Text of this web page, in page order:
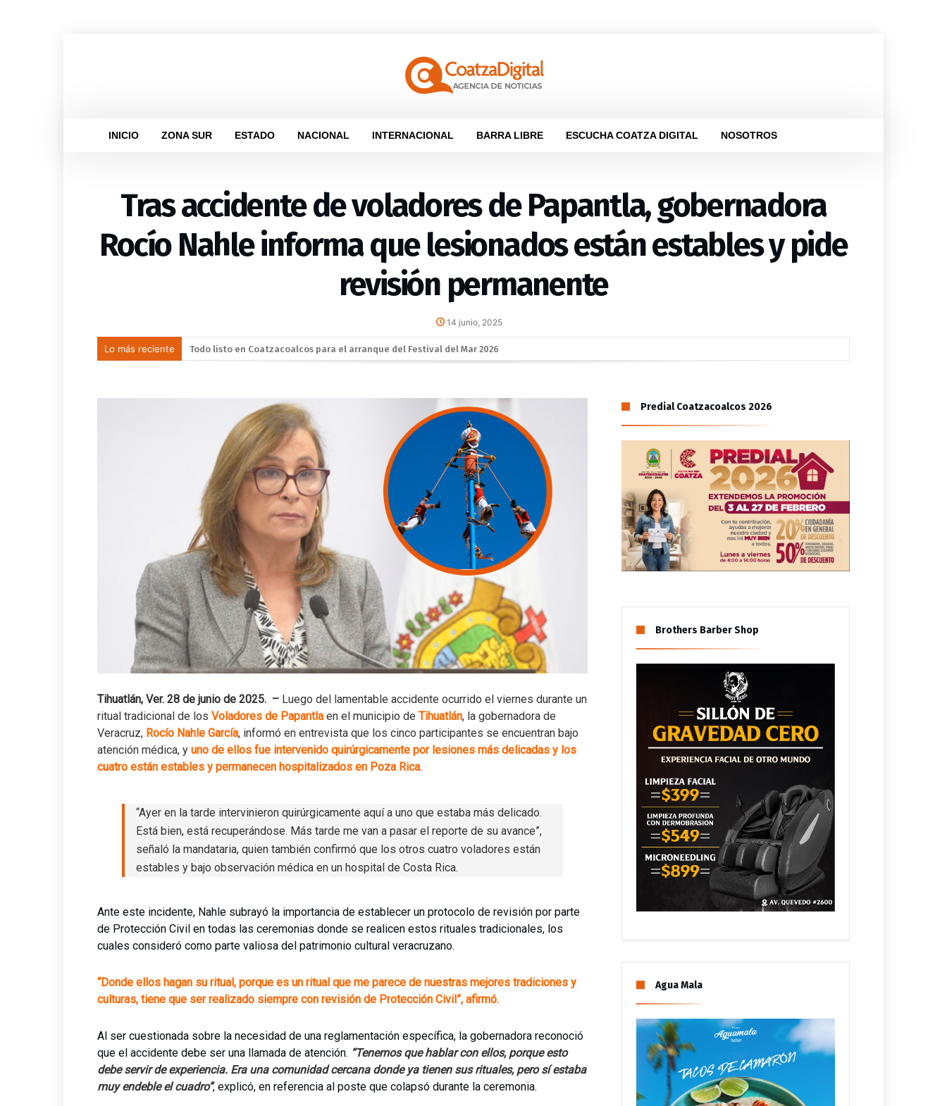
INICIO ZONA SUR ESTADO NACIONAL INTERNACIONAL BARRA LIBRE ESCUCHA COATZA DIGITAL NOSOTROS
Tras accidente de voladores de Papantla, gobernadora
Rocío Nahle informa que lesionados están estables y pide
revisión permanente
14 junio, 2025
Lo más reciente Llama Gobierno Municipal a la sana convivencia: continuarán operativos “Cero Alcohol” en vía pública
Impulsa Gobierno de Coatzacoalcos economía local con espacios gratuitos para el Festival del Mar
Posible impacto lunar de basura espacial reabre debate sobre los desechos en el espacio
Tihuatlán, Ver. 28 de junio de 2025. – Luego del lamentable accidente ocurrido el viernes durante un
ritual tradicional de los Voladores de Papantla en el municipio de Tihuatlán, la gobernadora de
Veracruz, Rocío Nahle García, informó en entrevista que los cinco participantes se encuentran bajo
atención médica, y uno de ellos fue intervenido quirúrgicamente por lesiones más delicadas y los
cuatro están estables y permanecen hospitalizados en Poza Rica.
“Ayer en la tarde intervinieron quirúrgicamente aquí a uno que estaba más delicado.
Está bien, está recuperándose. Más tarde me van a pasar el reporte de su avance”,
señaló la mandataria, quien también confirmó que los otros cuatro voladores están
estables y bajo observación médica en un hospital de Costa Rica.
Ante este incidente, Nahle subrayó la importancia de establecer un protocolo de revisión por parte
de Protección Civil en todas las ceremonias donde se realicen estos rituales tradicionales, los
cuales consideró como parte valiosa del patrimonio cultural veracruzano.
“Donde ellos hagan su ritual, porque es un ritual que me parece de nuestras mejores tradiciones y
culturas, tiene que ser realizado siempre con revisión de Protección Civil”, afirmó.
Al ser cuestionada sobre la necesidad de una reglamentación específica, la gobernadora reconoció
que el accidente debe ser una llamada de atención. “Tenemos que hablar con ellos, porque esto
debe servir de experiencia. Era una comunidad cercana donde ya tienen sus rituales, pero sí estaba
muy endeble el cuadro”, explicó, en referencia al poste que colapsó durante la ceremonia.
Predial Coatzacoalcos 2026
Brothers Barber Shop
Agua Mala